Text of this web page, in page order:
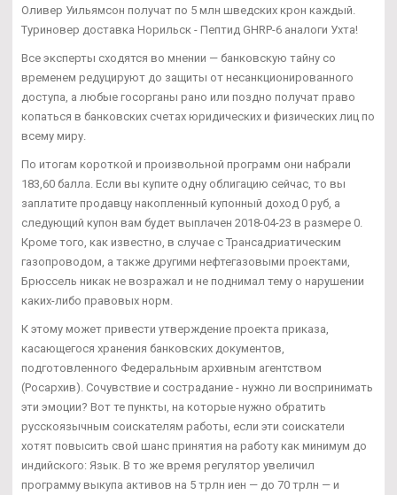
Оливер Уильямсон получат по 5 млн шведских крон каждый.
Туриновер доставка Норильск - Пептид GHRP-6 аналоги Ухта!
Все эксперты сходятся во мнении — банковскую тайну со
временем редуцируют до защиты от несанкционированного
доступа, а любые госорганы рано или поздно получат право
копаться в банковских счетах юридических и физических лиц по
всему миру.
По итогам короткой и произвольной программ они набрали
183,60 балла. Если вы купите одну облигацию сейчас, то вы
заплатите продавцу накопленный купонный доход 0 руб, а
следующий купон вам будет выплачен 2018-04-23 в размере 0.
Кроме того, как известно, в случае с Трансадриатическим
газопроводом, а также другими нефтегазовыми проектами,
Брюссель никак не возражал и не поднимал тему о нарушении
каких-либо правовых норм.
К этому может привести утверждение проекта приказа,
касающегося хранения банковских документов,
подготовленного Федеральным архивным агентством
(Росархив). Сочувствие и сострадание - нужно ли воспринимать
эти эмоции? Вот те пункты, на которые нужно обратить
русскоязычным соискателям работы, если эти соискатели
хотят повысить свой шанс принятия на работу как минимум до
индийского: Язык. В то же время регулятор увеличил
программу выкупа активов на 5 трлн иен — до 70 трлн — и